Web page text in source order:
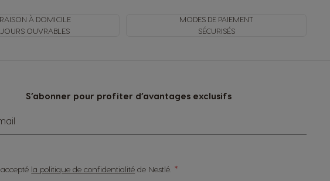
À DOMICILE
JOURS OUVRABLES
MODES DE PAIEMENT
SÉCURISÉS
S’abonner pour profiter d’avantages exclusifs
la politique de confidentialité de Nestlé.